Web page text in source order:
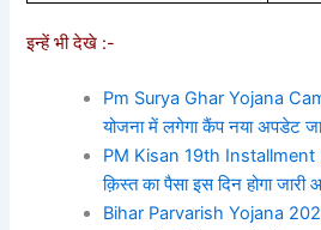
इन्हें भी देखे :-
Pm Surya Ghar Yojana
योजना में लगेगा कैंप नया अपडेट
PM Kisan 19th Installment
क़िस्त का पैसा इस दिन होगा
Bihar Parvarish Yojana 2025